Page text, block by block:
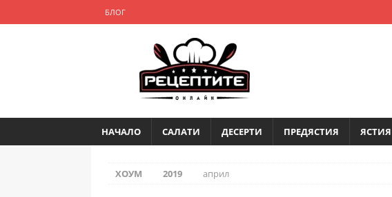
БЛОГ
НАЧАЛО САЛАТИ ДЕСЕРТИ ПРЕДЯСТИЯ
ХОУМ 2019 април